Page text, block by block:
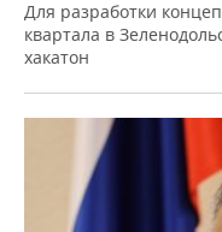
Для разработки
квартала в
хакатон